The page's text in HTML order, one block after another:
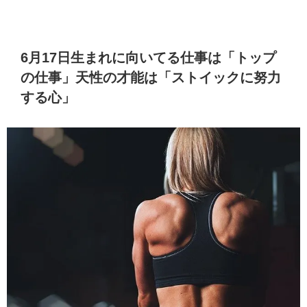
6月17日生まれに向いてる仕事は「トップ
の仕事」天性の才能は「ストイックに努力
する心」